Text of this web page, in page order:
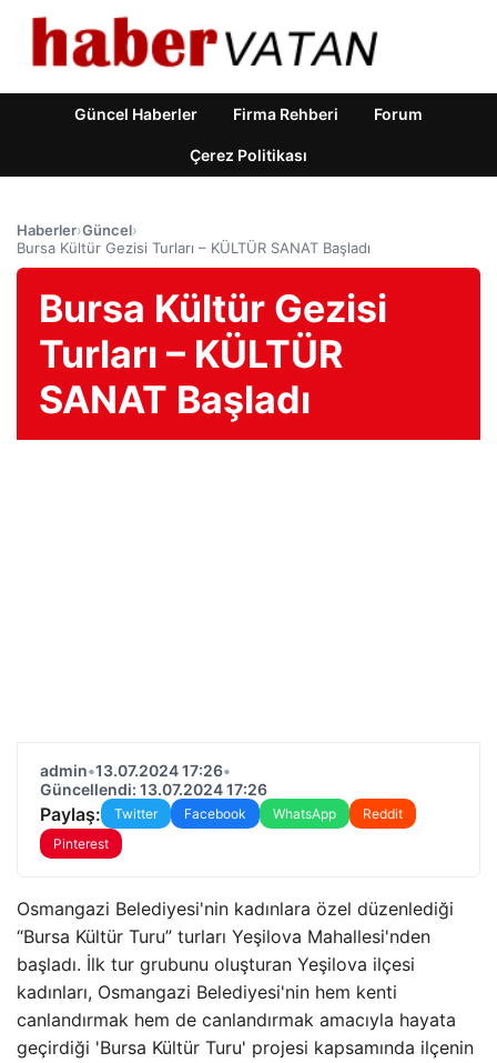
Güncel Haberler Firma Rehberi Forum
Çerez Politikası
Haberler›Güncel›
Bursa Kültür Gezisi Turları – KÜLTÜR SANAT Başladı
Bursa Kültür Gezisi
Turları – KÜLTÜR
SANAT Başladı
admin•13.07.2024 17:26•
Güncellendi: 13.07.2024 17:26
Paylaş: Twitter Facebook WhatsApp
Reddit
Pinterest
Osmangazi Belediyesi'nin kadınlara özel düzenlediği
“Bursa Kültür Turu” turları Yeşilova Mahallesi'nden
başladı. İlk tur grubunu oluşturan Yeşilova ilçesi
kadınları, Osmangazi Belediyesi'nin hem kenti
canlandırmak hem de canlandırmak amacıyla hayata
geçirdiği 'Bursa Kültür Turu' projesi kapsamında ilçenin